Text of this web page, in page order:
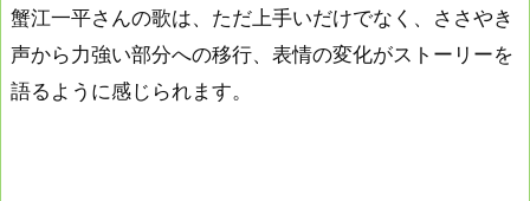
蟹江一平さんの歌は、ただ上手いだけでなく、ささやき
声から力強い部分への移行、表情の変化がストーリーを
語るように感じられます。